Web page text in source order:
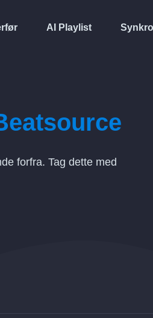
AI Playlist
forfra. Tag dette med